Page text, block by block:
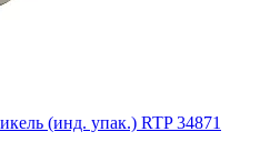
(инд. упак.) RTP 34871